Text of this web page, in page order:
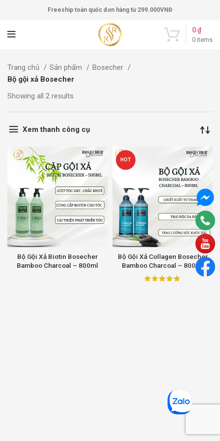
Freeship toàn quốc đơn hàng từ 299.000VNĐ
0 items
0₫
Trang chủ Sản phẩm
Bosecher
Bộ gội xả Bosecher
Showing all 2 results
Xem thanh công cụ
Bộ Gội Xả Biotin Bosecher
Bamboo Charcoal – 800ml
HOT
Bộ Gội Xả Collagen Bosecher
Bamboo Charcoal – 800ml